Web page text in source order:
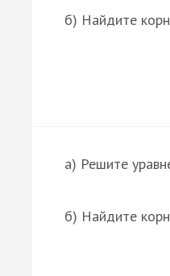
б) Найдите
а) Решите
б) Найдите